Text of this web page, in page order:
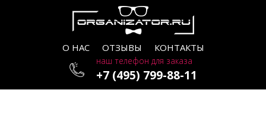
О НАС ОТЗЫВЫ КОНТАКТЫ
наш телефон для заказа
+7 (495) 799-88-11